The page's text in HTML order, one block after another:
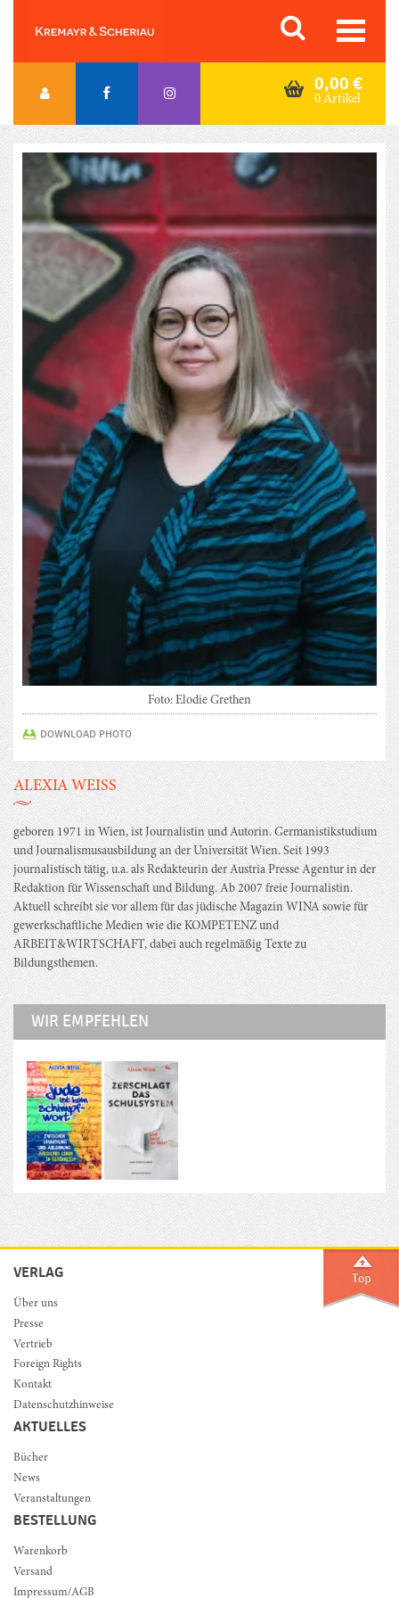
content
Orac K&S
0,00 €
0 Artikel
Foto: Elodie Grethen
DOWNLOAD PHOTO
ALEXIA WEISS
geboren 1971 in Wien, ist Journalistin und Autorin. Germanistikstudium
und Journalismusausbildung an der Universität Wien. Seit 1993
journalistisch tätig, u.a. als Redakteurin der Austria Presse Agentur in der
Redaktion für Wissenschaft und Bildung. Ab 2007 freie Journalistin.
Aktuell schreibt sie vor allem für das jüdische Magazin WINA sowie für
gewerkschaftliche Medien wie die KOMPETENZ und
ARBEIT&WIRTSCHAFT, dabei auch regelmäßig Texte zu
Bildungsthemen.
WIR EMPFEHLEN
VERLAG
Über uns
Presse
Vertrieb
Foreign Rights
Kontakt
Datenschutzhinweise
AKTUELLES
Bücher
News
Veranstaltungen
BESTELLUNG
Warenkorb
Versand
Impressum/AGB